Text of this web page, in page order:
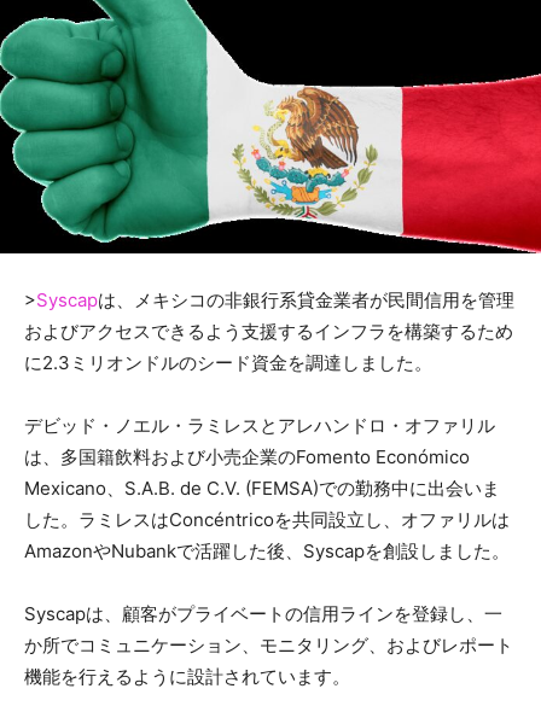
>Syscapは、メキシコの非銀行系貸金業者が民間信用を管理
およびアクセスできるよう支援するインフラを構築するため
に2.3ミリオンドルのシード資金を調達しました。
デビッド・ノエル・ラミレスとアレハンドロ・オファリル
は、多国籍飲料および小売企業のFomento Económico
Mexicano、S.A.B. de C.V. (FEMSA)での勤務中に出会いま
した。ラミレスはConcéntricoを共同設立し、オファリルは
AmazonやNubankで活躍した後、Syscapを創設しました。
Syscapは、顧客がプライベートの信用ラインを登録し、一
か所でコミュニケーション、モニタリング、およびレポート
機能を行えるように設計されています。